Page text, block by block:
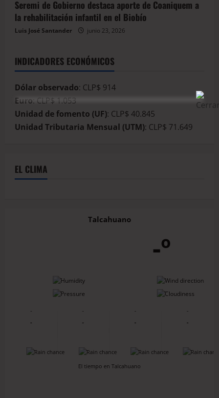
Seremi de Gobierno destaca aporte de Coaniquem a
la rehabilitación infantil en el Biobío
Luis José Santander junio 23, 2026
INDICADORES ECONÓMICOS
Dólar observado: CLP$ 914
Euro: CLP$ 1.053
Unidad de fomento (UF): CLP$ 40.845
Unidad Tributaria Mensual (UTM): CLP$ 71.649
EL CLIMA
Talcahuano
-º
-
-
-
-
-
-
-
-
-
-
-
-
-
-
-
-
El tiempo en Talcahuano